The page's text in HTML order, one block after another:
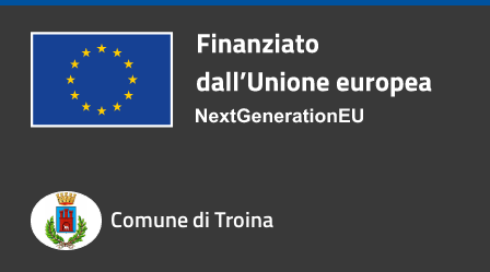
Comune di Troina